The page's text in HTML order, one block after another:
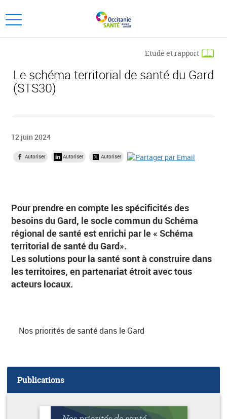
au
menu
au
contenu
Ouvrir
Le schéma territorial de santé du Gard
(STS30)
Etude et rapport
12 juin 2024
Autoriser Autoriser Autoriser
Pour prendre en compte les spécificités des
besoins du Gard, le socle commun du Schéma
régional de santé est enrichi par le « Schéma
territorial de santé du Gard».
Les solutions pour la santé sont à construire dans
les territoires, en partenariat étroit avec tous
acteurs locaux.
Nos priorités de santé dans le Gard
Publications